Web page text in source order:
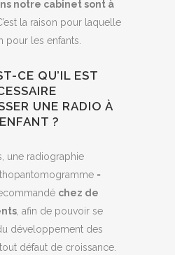
notre cabinet sont à
C’est la raison pour laquelle
pour les enfants.
CE QU’IL EST
UNE RADIO À
?
une radiographie
=
chez de
, afin de pouvoir se
développement des
défaut de croissance.